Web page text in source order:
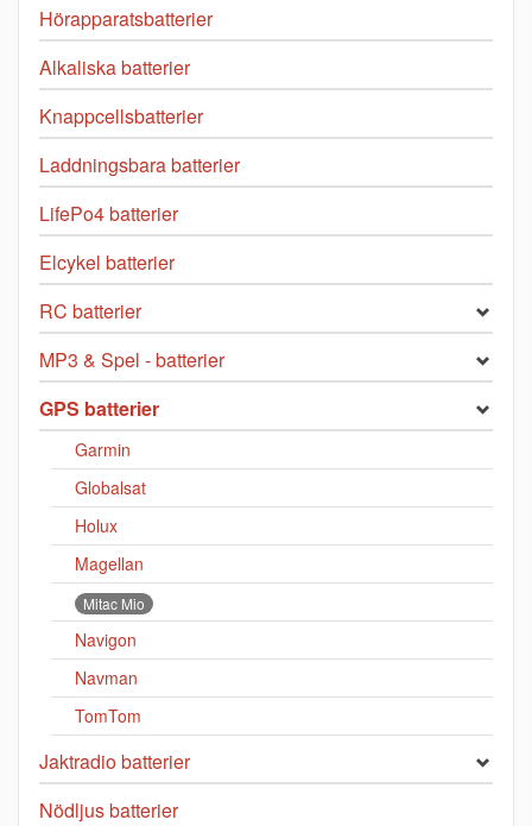
Hörapparatsbatterier
Alkaliska batterier
Knappcellsbatterier
Laddningsbara batterier
LifePo4 batterier
Elcykel batterier
RC batterier
MP3 & Spel - batterier
GPS batterier
Garmin
Globalsat
Holux
Magellan
Mitac Mio
Navigon
Navman
TomTom
Jaktradio batterier
Nödljus batterier